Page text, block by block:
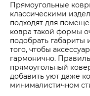
Прямоугольные
классическими
подходят для
ковра такой формы
подобрать габариты
того, чтобы
гармонично.
прямоугольный
добавить уют даже
минималистичном